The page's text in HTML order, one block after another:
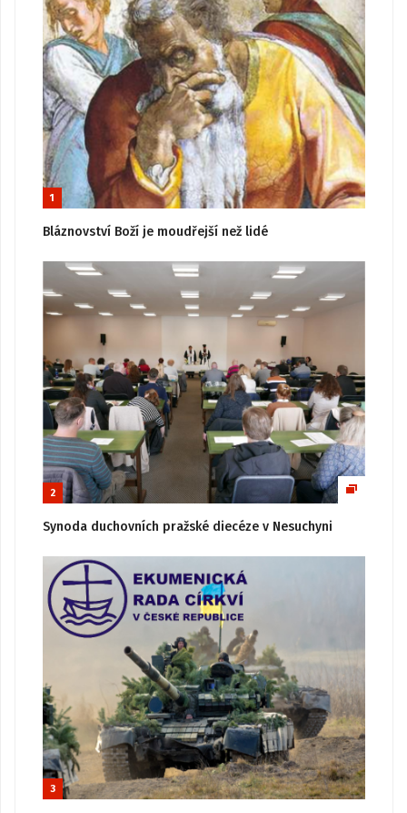
1
Bláznovství Boží je moudřejší než lidé
2
Synoda duchovních pražské diecéze v Nesuchyni
3